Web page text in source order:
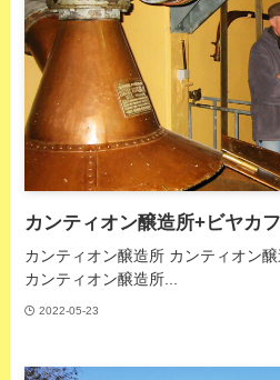
カンティオン醸造所+ビヤカ
カンティオン醸造所 カンティオン
カンティオン醸造所...
2022-05-23